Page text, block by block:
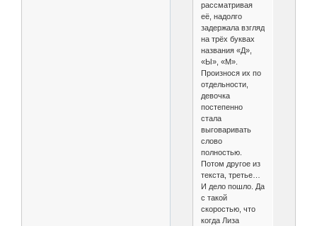
рассматривая
её, надолго
задержала взгляд
на трёх буквах
названия «Д»,
«Ы», «М».
Произнося их по
отдельности,
девочка
постепенно
стала
выговаривать
слово
полностью.
Потом другое из
текста, третье…
И дело пошло. Да
с такой
скоростью, что
когда Лиза